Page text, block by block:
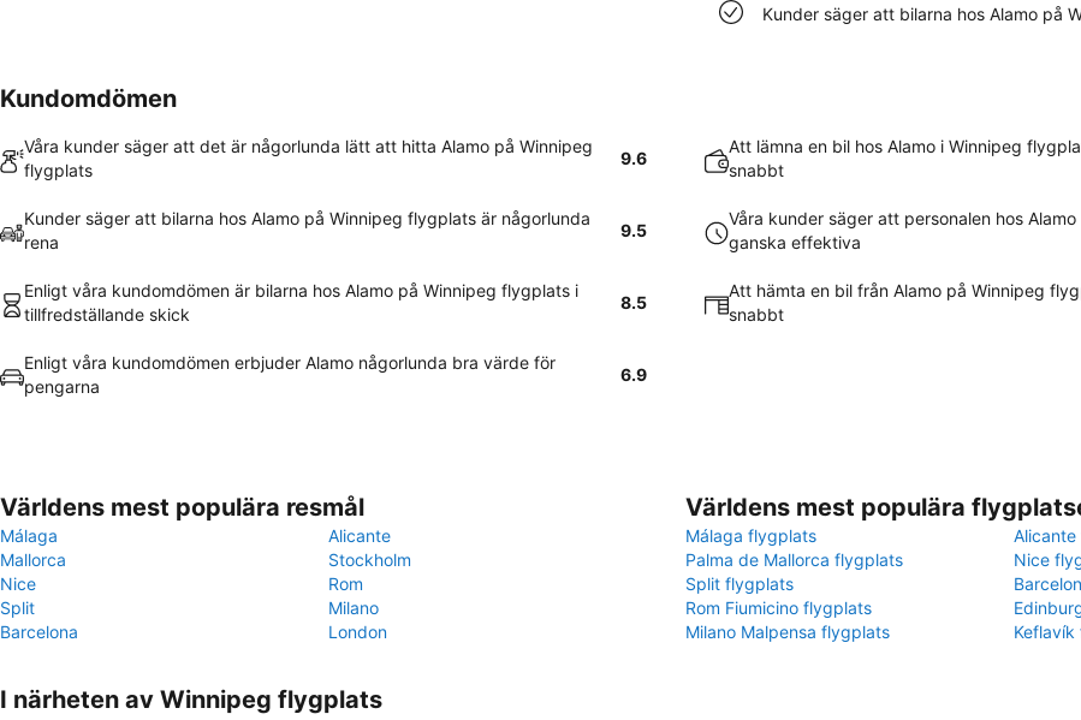
Kunder säger att bilarna hos Alamo på
Kundomdömen
Våra kunder säger att det är någorlunda lätt att hitta Alamo på Winnipeg
flygplats
9.6
Att lämna en bil hos Alamo i Winnipeg
snabbt
Kunder säger att bilarna hos Alamo på Winnipeg flygplats är någorlunda
rena
9.5
Våra kunder säger att personalen hos
ganska effektiva
Enligt våra kundomdömen är bilarna hos Alamo på Winnipeg flygplats i
tillfredställande skick
8.5
Att hämta en bil från Alamo på Winnipeg
snabbt
Enligt våra kundomdömen erbjuder Alamo någorlunda bra värde för
pengarna
6.9
Världens mest populära resmål
Málaga
Alicante
Mallorca
Stockholm
Nice
Rom
Split
Milano
Barcelona
London
Världens mest populära
Málaga flygplats
Palma de Mallorca flygplats
Nice
Split flygplats
Rom Fiumicino flygplats
Milano Malpensa flygplats
I närheten av Winnipeg flygplats